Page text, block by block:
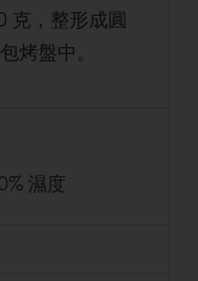
克，整形成圓
烤盤中。
濕度